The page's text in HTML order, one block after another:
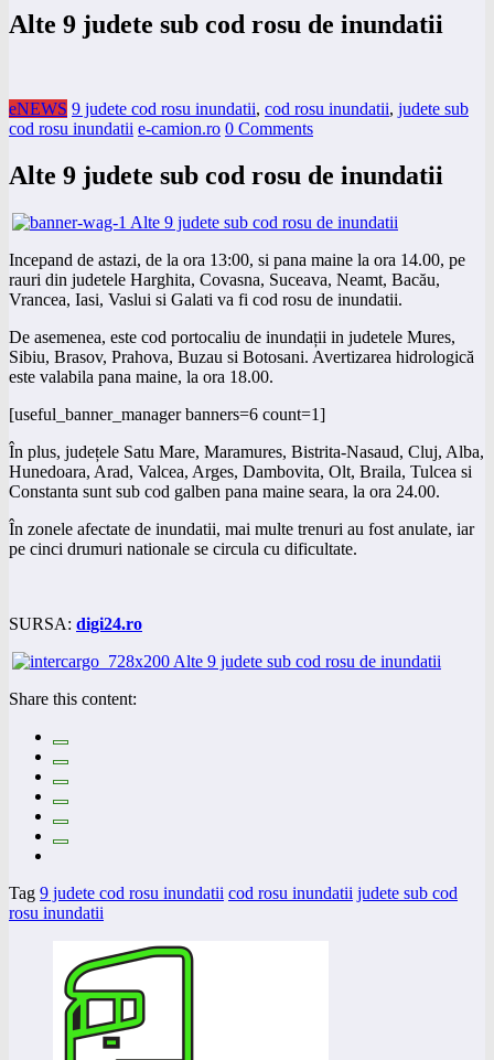
Alte 9 judete sub cod rosu de inundatii
eNEWS 9 judete cod rosu inundatii, cod rosu inundatii, judete sub
cod rosu inundatii e-camion.ro 0 Comments
Alte 9 judete sub cod rosu de inundatii
Incepand de astazi, de la ora 13:00, si pana maine la ora 14.00, pe
rauri din judetele Harghita, Covasna, Suceava, Neamt, Bacău,
Vrancea, Iasi, Vaslui si Galati va fi cod rosu de inundatii.
De asemenea, este cod portocaliu de inundații in judetele Mures,
Sibiu, Brasov, Prahova, Buzau si Botosani. Avertizarea hidrologică
este valabila pana maine, la ora 18.00.
[useful_banner_manager banners=6 count=1]
În plus, județele Satu Mare, Maramures, Bistrita-Nasaud, Cluj, Alba,
Hunedoara, Arad, Valcea, Arges, Dambovita, Olt, Braila, Tulcea si
Constanta sunt sub cod galben pana maine seara, la ora 24.00.
În zonele afectate de inundatii, mai multe trenuri au fost anulate, iar
pe cinci drumuri nationale se circula cu dificultate.
SURSA: digi24.ro
Share this content:
Tag 9 judete cod rosu inundatii cod rosu inundatii judete sub cod
rosu inundatii